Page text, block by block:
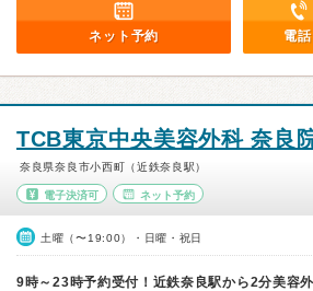
ネット予約 電話
TCB東京中央美容外科 奈良
奈良県奈良市小西町（近鉄奈良駅）
電子決済可 ネット予約
土曜（〜19:00）・日曜・祝日
9時～23時予約受付！近鉄奈良駅から2分美容